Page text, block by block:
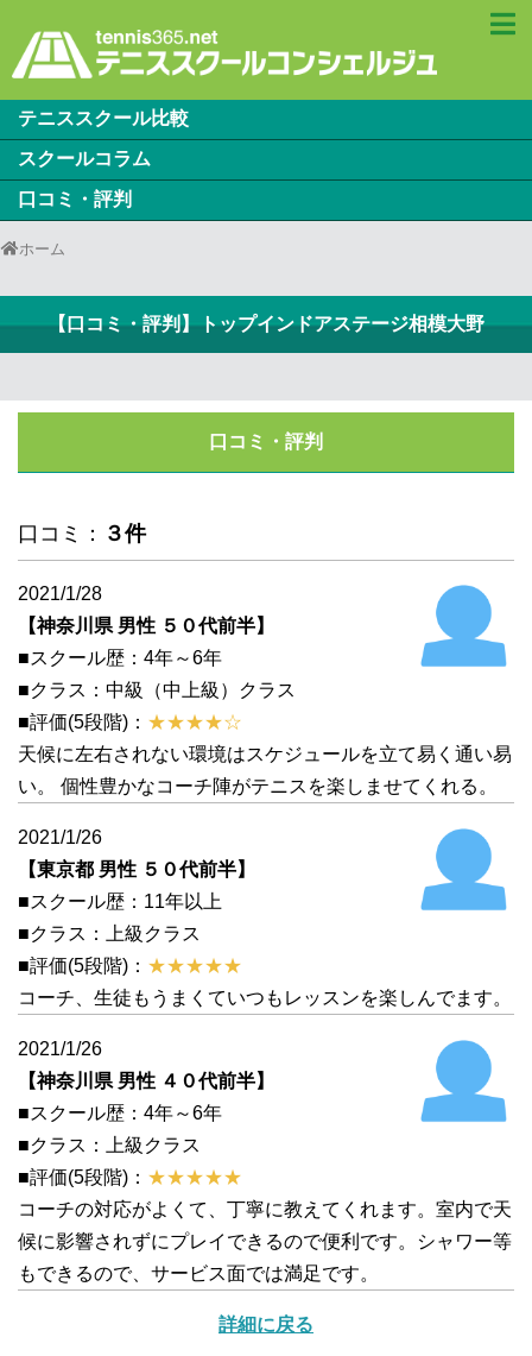
テニススクール比較
スクールコラム
口コミ・評判
ホーム
【口コミ・評判】トップインドアステージ相模大野
口コミ・評判
口コミ： ３件
2021/1/28
【神奈川県 男性 ５０代前半】
■スクール歴：4年～6年
■クラス：中級（中上級）クラス
■評価(5段階)： ★★★★☆
天候に左右されない環境はスケジュールを立て易く通い易
い。 個性豊かなコーチ陣がテニスを楽しませてくれる。
2021/1/26
【東京都 男性 ５０代前半】
■スクール歴：11年以上
■クラス：上級クラス
■評価(5段階)： ★★★★★
コーチ、生徒もうまくていつもレッスンを楽しんでます。
2021/1/26
【神奈川県 男性 ４０代前半】
■スクール歴：4年～6年
■クラス：上級クラス
■評価(5段階)： ★★★★★
コーチの対応がよくて、丁寧に教えてくれます。室内で天
候に影響されずにプレイできるので便利です。シャワー等
もできるので、サービス面では満足です。
詳細に戻る